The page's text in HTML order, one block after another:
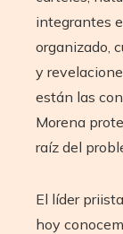
integrantes
organizado,
y
están las
Morena
raíz del
El líder
hoy